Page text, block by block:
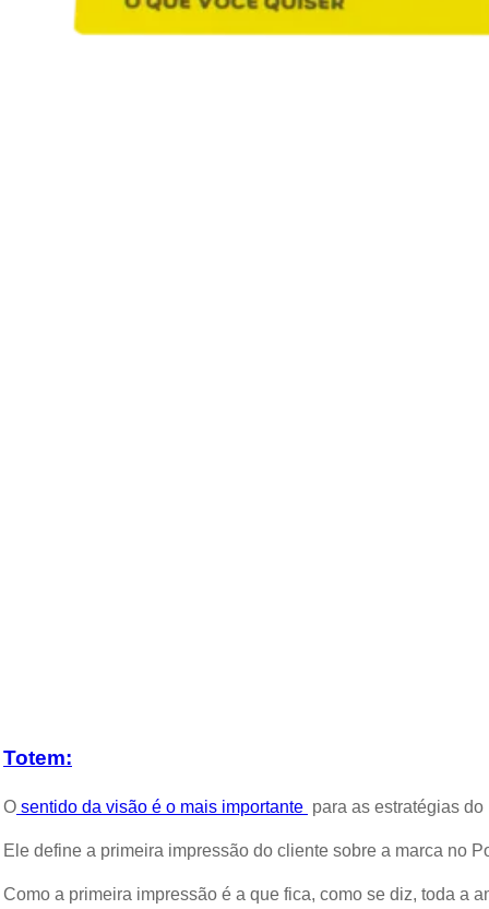
Totem:
O sentido da visão é o mais importante para as estratégias
Ele define a primeira impressão do cliente sobre a marca no
Como a primeira impressão é a que fica, como se diz, toda a